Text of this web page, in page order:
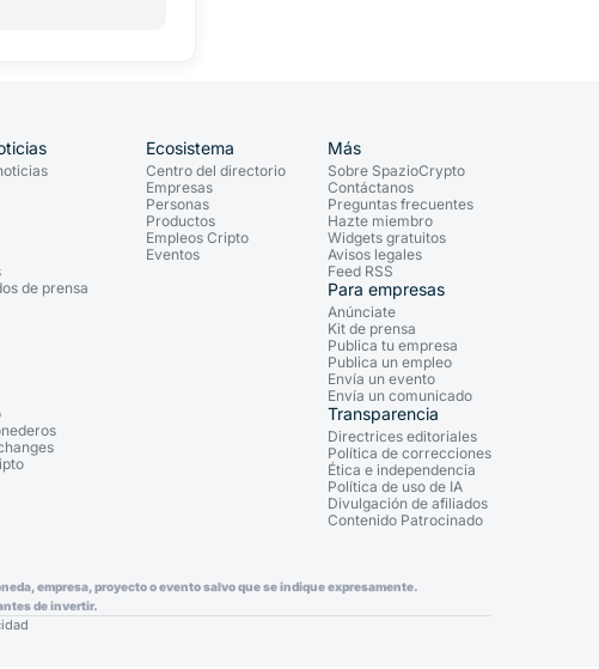
de prensa
Ecosistema
Centro del directorio
Empresas
Personas
Productos
Empleos Cripto
Eventos
Más
Sobre SpazioCrypto
Contáctanos
Preguntas frecuentes
Hazte miembro
Widgets gratuitos
Avisos legales
Feed RSS
Para empresas
Anúnciate
Kit de prensa
Publica tu empresa
Publica un empleo
Envía un evento
Envía un comunicado
Transparencia
Directrices editoriales
Política de correcciones
Ética e independencia
Política de uso de IA
Divulgación de afiliados
Contenido Patrocinado
empresa, proyecto o evento salvo que se indique expresamente.
de invertir.